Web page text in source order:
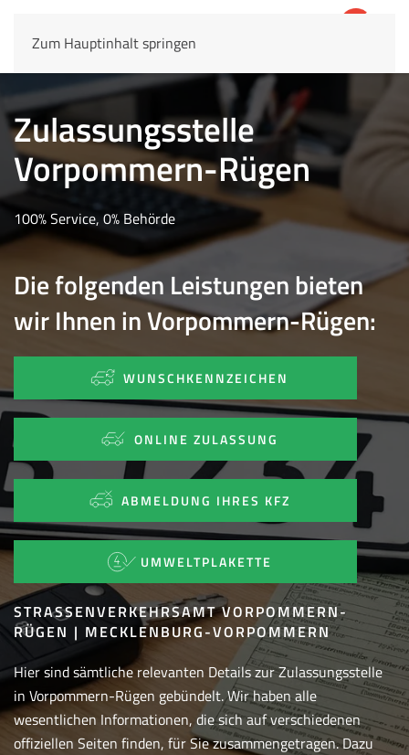
Zum Hauptinhalt springen
Zulassungsstelle
Vorpommern-Rügen
100% Service, 0% Behörde
Die folgenden Leistungen bieten
wir Ihnen in Vorpommern-Rügen:
WUNSCHKENNZEICHEN
ONLINE ZULASSUNG
ABMELDUNG IHRES KFZ
UMWELTPLAKETTE
STRASSENVERKEHRSAMT VORPOMMERN-R
ÜGEN | MECKLENBURG-VORPOMMERN
Hier sind sämtliche relevanten Details zur Zulassungsstelle
in Vorpommern-Rügen gebündelt. Wir haben alle
wesentlichen Informationen, die sich auf verschiedenen
offiziellen Seiten finden, für Sie zusammengetragen. Dazu